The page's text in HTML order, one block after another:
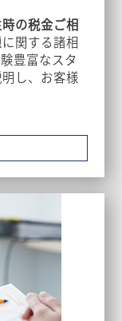
の税金ご相
関する諸相
豊富なスタ
し、お客様